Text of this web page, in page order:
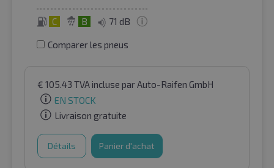
C B 71 dB
Comparer les pneus
€ 105.43 TVA incluse par Auto-Raifen GmbH
EN STOCK
Livraison gratuite
Détails Panier d'achat